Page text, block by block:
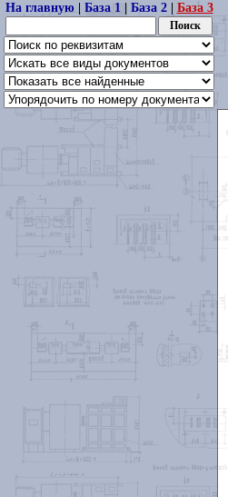
На главную| База 1| База 2| База 3